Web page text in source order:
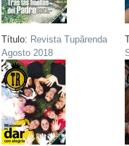
Título: Revista Tupãrenda
Agosto 2018